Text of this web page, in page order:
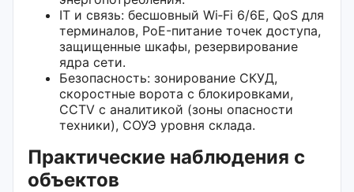
IT и связь: бесшовный Wi‑Fi 6/6E, QoS для
терминалов, PoE-питание точек доступа,
защищенные шкафы, резервирование
ядра сети.
Безопасность: зонирование СКУД,
скоростные ворота с блокировками,
CCTV с аналитикой (зоны опасности
техники), СОУЭ уровня склада.
Практические наблюдения с
объектов